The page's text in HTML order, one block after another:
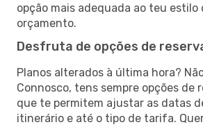
opção mais adequada ao teu estilo
orçamento.
Desfruta de opções de
Planos alterados à última hora?
Connosco, tens sempre opções de
que te permitem ajustar as datas
itinerário e até o tipo de tarifa.